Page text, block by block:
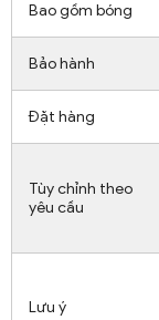
Bao gồm bóng
Bảo hành
Đặt hàng
Tùy chỉnh theo
yêu cầu
Lưu ý